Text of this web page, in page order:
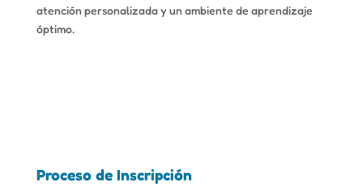
atención personalizada y un ambiente de aprendizaje
óptimo.
Proceso de Inscripción